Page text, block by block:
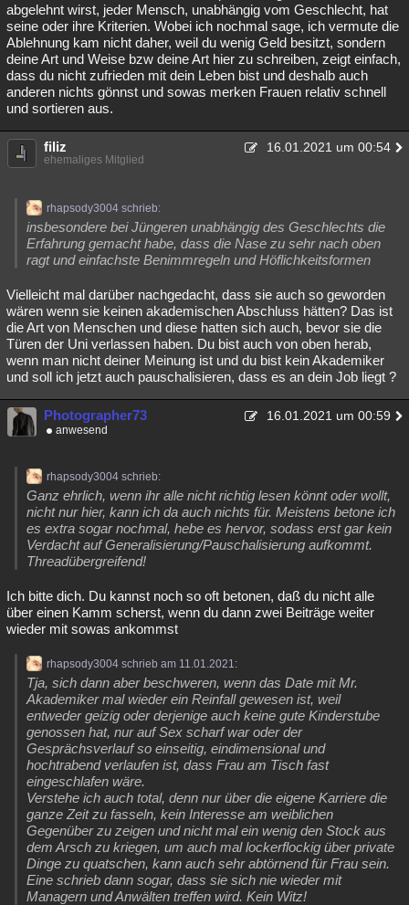
abgelehnt wirst, jeder Mensch, unabhängig vom Geschlecht, hat
seine oder ihre Kriterien. Wobei ich nochmal sage, ich vermute die
Ablehnung kam nicht daher, weil du wenig Geld besitzt, sondern
deine Art und Weise bzw deine Art hier zu schreiben, zeigt einfach,
dass du nicht zufrieden mit dein Leben bist und deshalb auch
anderen nichts gönnst und sowas merken Frauen relativ schnell
und sortieren aus.
filiz 16.01.2021 um 00:54
ehemaliges Mitglied
rhapsody3004 schrieb:
insbesondere bei Jüngeren unabhängig des Geschlechts die
Erfahrung gemacht habe, dass die Nase zu sehr nach oben
ragt und einfachste Benimmregeln und Höflichkeitsformen
Vielleicht mal darüber nachgedacht, dass sie auch so geworden
wären wenn sie keinen akademischen Abschluss hätten? Das ist
die Art von Menschen und diese hatten sich auch, bevor sie die
Türen der Uni verlassen haben. Du bist auch von oben herab,
wenn man nicht deiner Meinung ist und du bist kein Akademiker
und soll ich jetzt auch pauschalisieren, dass es an dein Job liegt ?
Photographer73 16.01.2021 um 00:59
anwesend
rhapsody3004 schrieb:
Ganz ehrlich, wenn ihr alle nicht richtig lesen könnt oder wollt,
nicht nur hier, kann ich da auch nichts für. Meistens betone ich
es extra sogar nochmal, hebe es hervor, sodass erst gar kein
Verdacht auf Generalisierung/Pauschalisierung aufkommt.
Threadübergreifend!
Ich bitte dich. Du kannst noch so oft betonen, daß du nicht alle
über einen Kamm scherst, wenn du dann zwei Beiträge weiter
wieder mit sowas ankommst
rhapsody3004 schrieb am 11.01.2021:
Tja, sich dann aber beschweren, wenn das Date mit Mr.
Akademiker mal wieder ein Reinfall gewesen ist, weil
entweder geizig oder derjenige auch keine gute Kinderstube
genossen hat, nur auf Sex scharf war oder der
Gesprächsverlauf so einseitig, eindimensional und
hochtrabend verlaufen ist, dass Frau am Tisch fast
eingeschlafen wäre.
Verstehe ich auch total, denn nur über die eigene Karriere die
ganze Zeit zu fasseln, kein Interesse am weiblichen
Gegenüber zu zeigen und nicht mal ein wenig den Stock aus
dem Arsch zu kriegen, um auch mal lockerflockig über private
Dinge zu quatschen, kann auch sehr abtörnend für Frau sein.
Eine schrieb dann sogar, dass sie sich nie wieder mit
Managern und Anwälten treffen wird. Kein Witz!